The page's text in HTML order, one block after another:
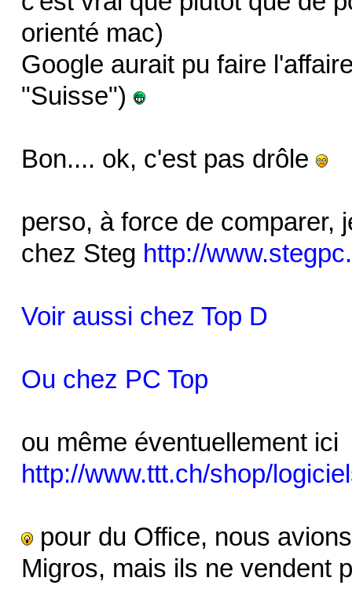
orienté mac)
Google aurait pu faire
"Suisse")
Bon.... ok, c'est pas drôle
perso, à force de comparer,
chez Steg http://
Voir aussi chez Top D
Ou chez PC Top
ou même éventuellement ici
http://www.ttt.ch/shop/
pour du Office, nous
Migros, mais ils ne vendent